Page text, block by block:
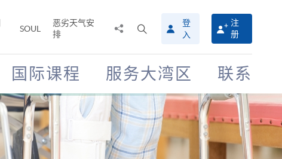
SOUL
恶劣天气安
排
搜
寻
介
面
登
入
注
册
国际课程 服务大湾区 联系